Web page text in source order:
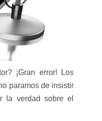
¡Gran error! Los
paramos de insistir
la verdad sobre el